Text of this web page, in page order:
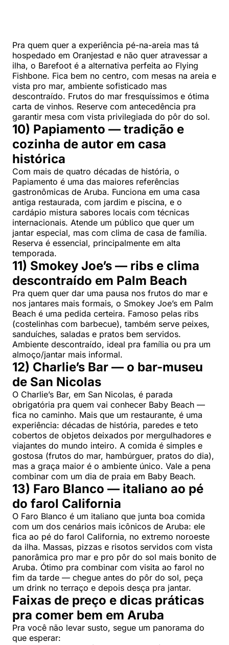
Pra quem quer a experiência pé-na-areia mas tá
hospedado em Oranjestad e não quer atravessar a
ilha, o Barefoot é a alternativa perfeita ao Flying
Fishbone. Fica bem no centro, com mesas na areia e
vista pro mar, ambiente sofisticado mas
descontraído. Frutos do mar fresquíssimos e ótima
carta de vinhos. Reserve com antecedência pra
garantir mesa com vista privilegiada do pôr do sol.
10) Papiamento — tradição e
cozinha de autor em casa
histórica
Com mais de quatro décadas de história, o
Papiamento é uma das maiores referências
gastronômicas de Aruba. Funciona em uma casa
antiga restaurada, com jardim e piscina, e o
cardápio mistura sabores locais com técnicas
internacionais. Atende um público que quer um
jantar especial, mas com clima de casa de família.
Reserva é essencial, principalmente em alta
temporada.
11) Smokey Joe’s — ribs e clima
descontraído em Palm Beach
Pra quem quer dar uma pausa nos frutos do mar e
nos jantares mais formais, o Smokey Joe’s em Palm
Beach é uma pedida certeira. Famoso pelas ribs
(costelinhas com barbecue), também serve peixes,
sanduíches, saladas e pratos bem servidos.
Ambiente descontraído, ideal pra família ou pra um
almoço/jantar mais informal.
12) Charlie’s Bar — o bar-museu
de San Nicolas
O Charlie’s Bar, em San Nicolas, é parada
obrigatória pra quem vai conhecer Baby Beach —
fica no caminho. Mais que um restaurante, é uma
experiência: décadas de história, paredes e teto
cobertos de objetos deixados por mergulhadores e
viajantes do mundo inteiro. A comida é simples e
gostosa (frutos do mar, hambúrguer, pratos do dia),
mas a graça maior é o ambiente único. Vale a pena
combinar com um dia de praia em Baby Beach.
13) Faro Blanco — italiano ao pé
do farol California
O Faro Blanco é um italiano que junta boa comida
com um dos cenários mais icônicos de Aruba: ele
fica ao pé do farol California, no extremo noroeste
da ilha. Massas, pizzas e risotos servidos com vista
panorâmica pro mar e pro pôr do sol mais bonito de
Aruba. Ótimo pra combinar com visita ao farol no
fim da tarde — chegue antes do pôr do sol, peça
um drink no terraço e depois desça pra jantar.
Faixas de preço e dicas práticas
pra comer bem em Aruba
Pra você não levar susto, segue um panorama do
que esperar: